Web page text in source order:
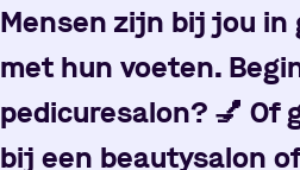
Mensen zijn bij jou in
met hun voeten.
pedicuresalon? 💅 Of
bij een beautysalon